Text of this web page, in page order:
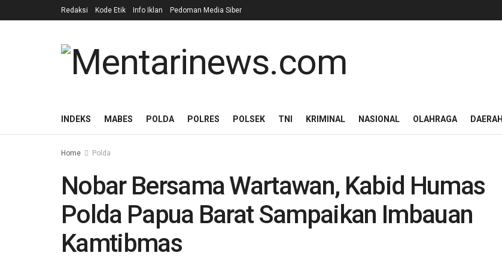
Redaksi Kode Etik Info Iklan Pedoman Media Siber
INDEKS MABES POLDA POLRES POLSEK TNI KRIMINAL NASIONAL OLAHRAGA DAERAH
Home Polda
Nobar Bersama Wartawan, Kabid Humas
Polda Papua Barat Sampaikan Imbauan
Kamtibmas